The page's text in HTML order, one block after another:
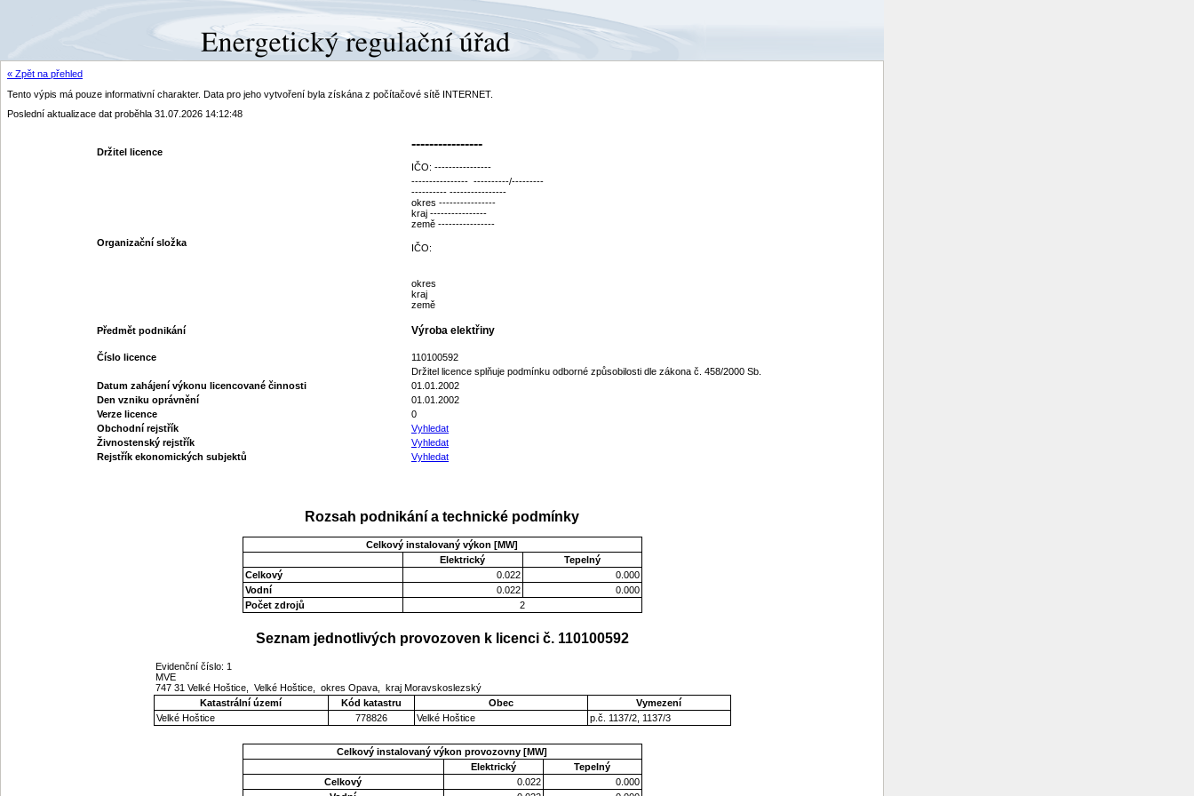
« Zpět na přehled
Tento výpis má pouze informativní charakter. Data pro jeho vytvoření byla získána z počítačové sítě INTERNET.
Poslední aktualizace dat proběhla 31.07.2026 14:12:48
Držitel licence
----------------
IČO: ----------------
---------------- ----------/---------
---------- ----------------
okres ----------------
kraj ----------------
země ----------------
Organizační složka
IČO:
okres
kraj
země
Předmět podnikání Výroba elektřiny
Číslo licence
110100592
Držitel licence splňuje podmínku odborné způsobilosti dle zákona č. 458/2000 Sb.
Datum zahájení výkonu licencované činnosti
01.01.2002
Den vzniku oprávnění
01.01.2002
Verze licence
0
Obchodní rejstřík
Vyhledat
Živnostenský rejstřík
Vyhledat
Rejstřík ekonomických subjektů
Vyhledat
Rozsah podnikání a technické podmínky
Celkový instalovaný výkon [MW]
Elektrický
Tepelný
Celkový
0.022
0.000
Vodní
0.022
0.000
Počet zdrojů
2
Seznam jednotlivých provozoven k licenci č. 110100592
Evidenční číslo: 1
MVE
747 31 Velké Hoštice, Velké Hoštice, okres Opava, kraj Moravskoslezský
Katastrální území
Kód katastru Obec
Vymezení
Velké Hoštice
778826 Velké Hoštice p.č. 1137/2, 1137/3
Celkový instalovaný výkon provozovny [MW]
Elektrický
Tepelný
Celkový
0.022
0.000